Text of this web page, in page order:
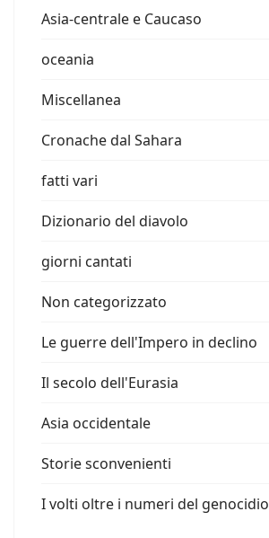
Asia-centrale e Caucaso
oceania
Miscellanea
Cronache dal Sahara
fatti vari
Dizionario del diavolo
giorni cantati
Non categorizzato
Le guerre dell'Impero in declino
Il secolo dell'Eurasia
Asia occidentale
Storie sconvenienti
I volti oltre i numeri del genocidio